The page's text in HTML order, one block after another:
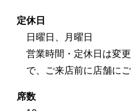
定休日
日曜日、月曜日
営業時間・定休日は変
で、ご来店前に店舗に
席数